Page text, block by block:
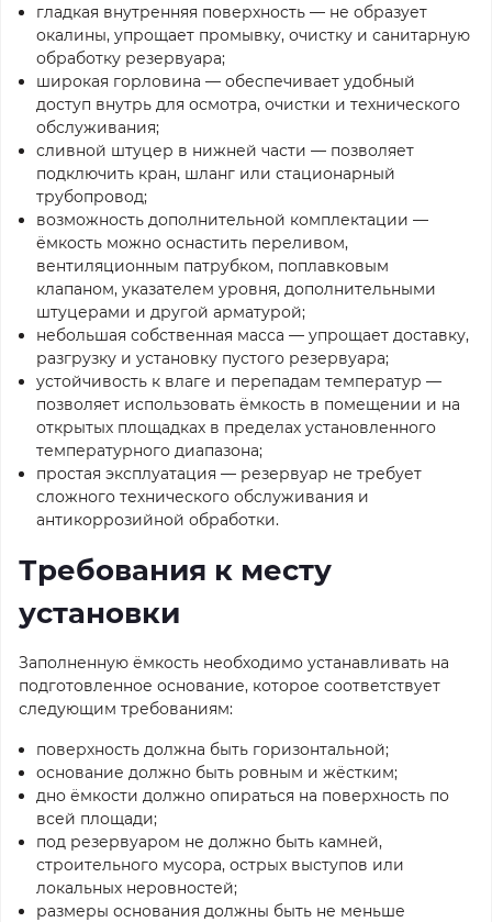
гладкая внутренняя поверхность — не образует
окалины, упрощает промывку, очистку и санитарную
обработку резервуара;
широкая горловина — обеспечивает удобный
доступ внутрь для осмотра, очистки и технического
обслуживания;
сливной штуцер в нижней части — позволяет
подключить кран, шланг или стационарный
трубопровод;
возможность дополнительной комплектации —
ёмкость можно оснастить переливом,
вентиляционным патрубком, поплавковым
клапаном, указателем уровня, дополнительными
штуцерами и другой арматурой;
небольшая собственная масса — упрощает доставку,
разгрузку и установку пустого резервуара;
устойчивость к влаге и перепадам температур —
позволяет использовать ёмкость в помещении и на
открытых площадках в пределах установленного
температурного диапазона;
простая эксплуатация — резервуар не требует
сложного технического обслуживания и
антикоррозийной обработки.
Требования к месту
установки
Заполненную ёмкость необходимо устанавливать на
подготовленное основание, которое соответствует
следующим требованиям:
поверхность должна быть горизонтальной;
основание должно быть ровным и жёстким;
дно ёмкости должно опираться на поверхность по
всей площади;
под резервуаром не должно быть камней,
строительного мусора, острых выступов или
локальных неровностей;
размеры основания должны быть не меньше